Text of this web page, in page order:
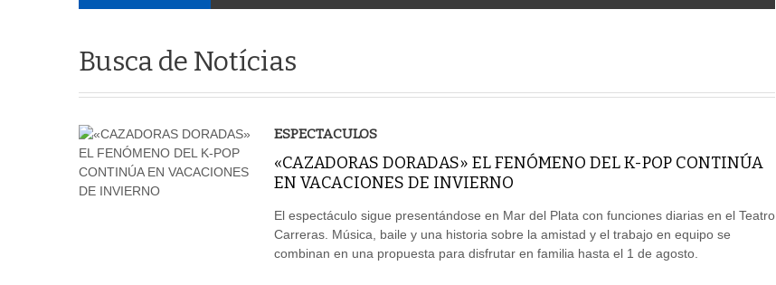
Busca de Notícias
ESPECTACULOS
«CAZADORAS DORADAS» EL FENÓMENO DEL K-POP CONTINÚA
EN VACACIONES DE INVIERNO
El espectáculo sigue presentándose en Mar del Plata con funciones diarias en el Teatro
Carreras. Música, baile y una historia sobre la amistad y el trabajo en equipo se
combinan en una propuesta para disfrutar en familia hasta el 1 de agosto.